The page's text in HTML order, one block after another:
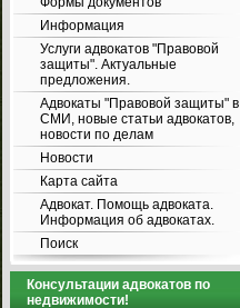
Информация
Услуги адвокатов "Правовой
защиты". Актуальные
предложения.
Адвокаты "Правовой защиты" в
СМИ, новые статьи адвокатов,
новости по делам
Новости
Карта сайта
Адвокат. Помощь адвоката.
Информация об адвокатах.
Поиск
Консультации адвокатов по
недвижимости!